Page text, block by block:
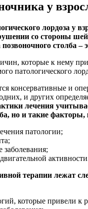
у
лордоза у
со стороны
столба –
которые к нему
патологического
консервативные и
и других
лечения
но и такие факторы,
патологии;
терапии лежат
которые привели к